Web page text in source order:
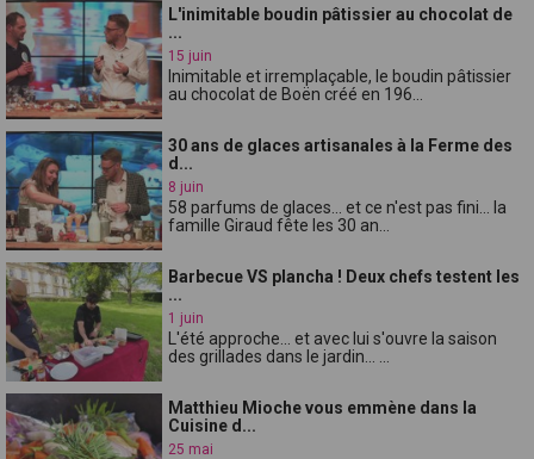
L'inimitable boudin pâtissier au chocolat de
...
15 juin
Inimitable et irremplaçable, le boudin pâtissier
au chocolat de Boën créé en 196...
30 ans de glaces artisanales à la Ferme des
d...
8 juin
58 parfums de glaces... et ce n'est pas fini... la
famille Giraud fête les 30 an...
Barbecue VS plancha ! Deux chefs testent les
...
1 juin
L'été approche... et avec lui s'ouvre la saison
des grillades dans le jardin... ...
Matthieu Mioche vous emmène dans la
Cuisine d...
25 mai